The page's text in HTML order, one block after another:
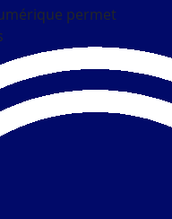
permet